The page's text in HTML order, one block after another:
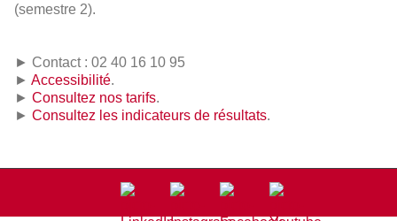
(semestre 2).
► Contact : 02 40 16 10 95
► Accessibilité.
► Consultez nos tarifs.
► Consultez les indicateurs de résultats.